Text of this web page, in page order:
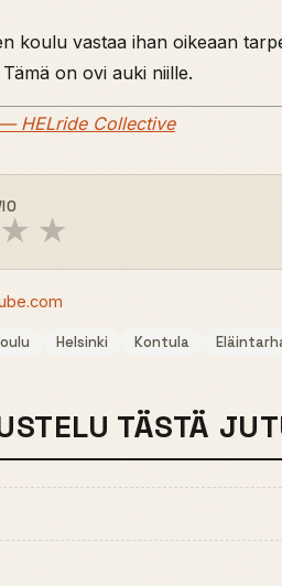
koulu vastaa ihan oikeaan
on ovi auki niille.
HELride Collective
★ ★
Helsinki Kontula
TÄSTÄ